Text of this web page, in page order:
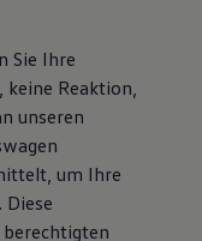
Sie Ihre
Reaktion,
unseren
um Ihre